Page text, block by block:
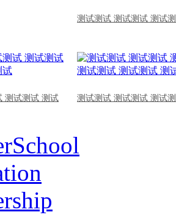
测试测试 测试测试 测试
测试测试 测试 测试测试 测试测试 测试